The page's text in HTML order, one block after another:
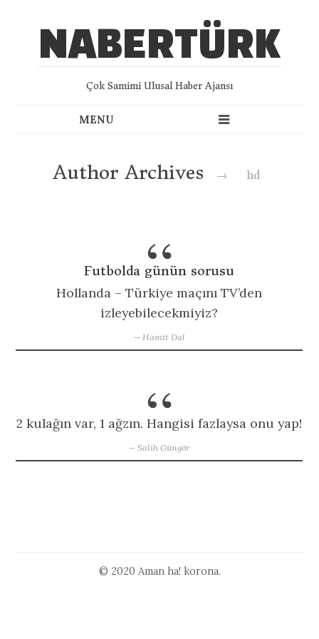
NABERTÜRK
Çok Samimi Ulusal Haber Ajansı
Author Archives → hd
Futbolda günün sorusu
Hollanda – Türkiye maçını TV’den
izleyebilecekmiyiz?
Hamit Dal
2 kulağın var, 1 ağzın. Hangisi fazlaysa onu yap!
Salih Güngör
© 2020 Aman ha! korona.